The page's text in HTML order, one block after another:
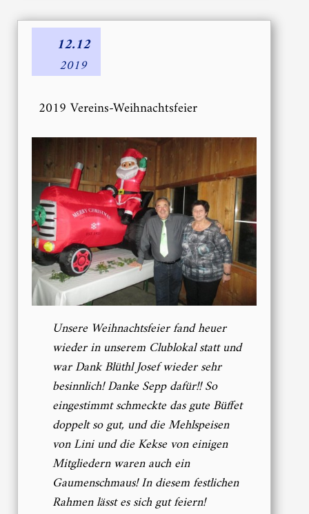
12.12
2019
2019 Vereins-Weihnachtsfeier
Unsere Weihnachtsfeier fand heuer
wieder in unserem Clublokal statt und
war Dank Blüthl Josef wieder sehr
besinnlich! Danke Sepp dafür!! So
eingestimmt schmeckte das gute Büffet
doppelt so gut, und die Mehlspeisen
von Lini und die Kekse von einigen
Mitgliedern waren auch ein
Gaumenschmaus! In diesem festlichen
Rahmen lässt es sich gut feiern!